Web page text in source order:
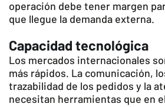
operación debe tener margen
que llegue la demanda externa.
Capacidad tecnológica
Los mercados internacionales
más rápidos. La comunicación,
trazabilidad de los pedidos y la
necesitan herramientas que en